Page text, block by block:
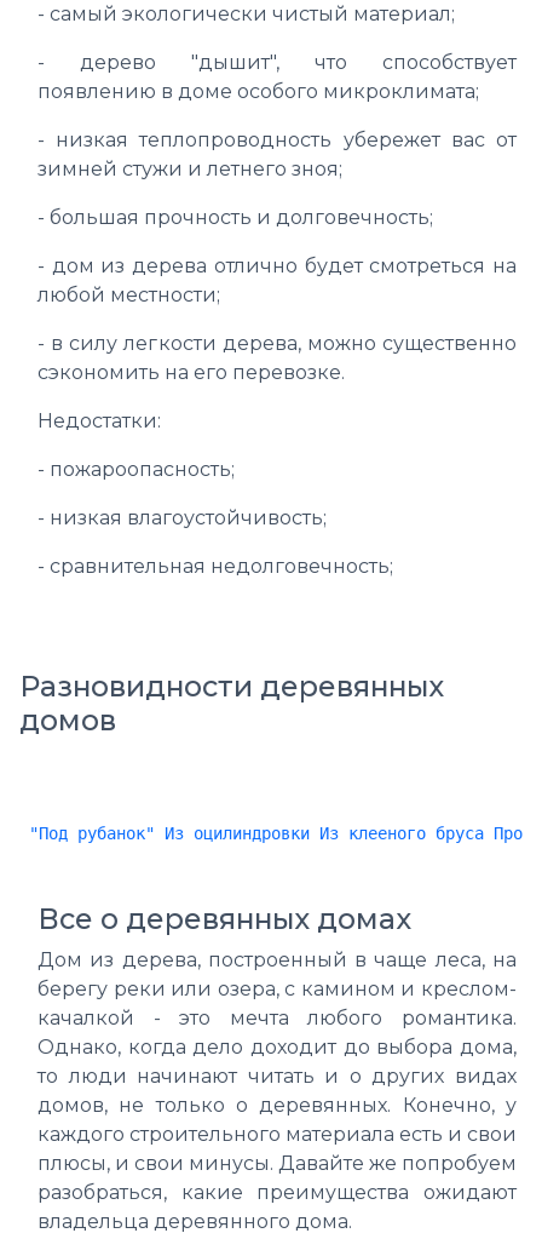
- самый экологически чистый материал;
- дерево "дышит", что способствует
появлению в доме особого микроклимата;
- низкая теплопроводность убережет вас от
зимней стужи и летнего зноя;
- большая прочность и долговечность;
- дом из дерева отлично будет смотреться на
любой местности;
- в силу легкости дерева, можно существенно
сэкономить на его перевозке.
Недостатки:
- пожароопасность;
- низкая влагоустойчивость;
- сравнительная недолговечность;
Разновидности деревянных
домов
"Под рубанок" Из оцилиндровки Из клееного бруса
Все о деревянных домах
Дом из дерева, построенный в чаще леса, на
берегу реки или озера, с камином и креслом-
качалкой - это мечта любого романтика.
Однако, когда дело доходит до выбора дома,
то люди начинают читать и о других видах
домов, не только о деревянных. Конечно, у
каждого строительного материала есть и свои
плюсы, и свои минусы. Давайте же попробуем
разобраться, какие преимущества ожидают
владельца деревянного дома.